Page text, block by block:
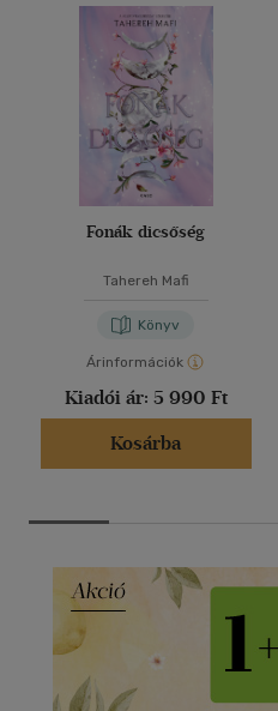
Fonák dicsőség
Tahereh Mafi
Könyv
Árinformációk
Kiadói ár: 5 990 Ft
Kosárba